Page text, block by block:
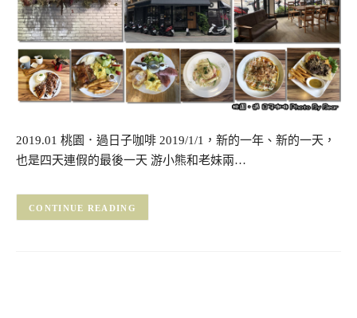
2019.01 桃園．過日子咖啡 2019/1/1，新的一年、新的一天，
也是四天連假的最後一天 游小熊和老妹兩…
CONTINUE READING